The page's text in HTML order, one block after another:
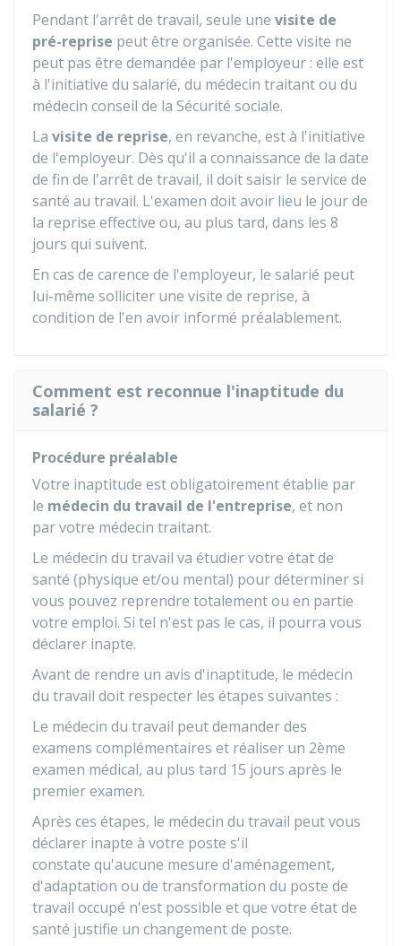
Pendant l'arrêt de travail, seule une visite de
pré-reprise peut être organisée. Cette visite ne
peut pas être demandée par l'employeur : elle est
à l'initiative du salarié, du médecin traitant ou du
médecin conseil de la Sécurité sociale.
La visite de reprise, en revanche, est à l'initiative
de l'employeur. Dès qu'il a connaissance de la date
de fin de l'arrêt de travail, il doit saisir le service de
santé au travail. L'examen doit avoir lieu le jour de
la reprise effective ou, au plus tard, dans les 8
jours qui suivent.
En cas de carence de l'employeur, le salarié peut
lui-même solliciter une visite de reprise, à
condition de l'en avoir informé préalablement.
Comment est reconnue l'inaptitude du
salarié ?
Procédure préalable
Votre inaptitude est obligatoirement établie par
le médecin du travail de l'entreprise, et non
par votre médecin traitant.
Le médecin du travail va étudier votre état de
santé (physique et/ou mental) pour déterminer si
vous pouvez reprendre totalement ou en partie
votre emploi. Si tel n'est pas le cas, il pourra vous
déclarer inapte.
Avant de rendre un avis d'inaptitude, le médecin
du travail doit respecter les étapes suivantes :
Le médecin du travail peut demander des
examens complémentaires et réaliser un 2ème
examen médical, au plus tard 15 jours après le
premier examen.
Après ces étapes, le médecin du travail peut vous
déclarer inapte à votre poste s'il
constate qu'aucune mesure d'aménagement,
d'adaptation ou de transformation du poste de
travail occupé n'est possible et que votre état de
santé justifie un changement de poste.